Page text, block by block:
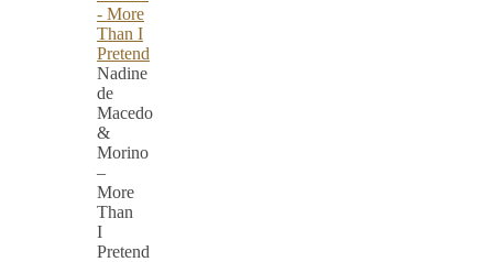
Nadine
de
Macedo
&
Morino
–
More
Than
I
Pretend